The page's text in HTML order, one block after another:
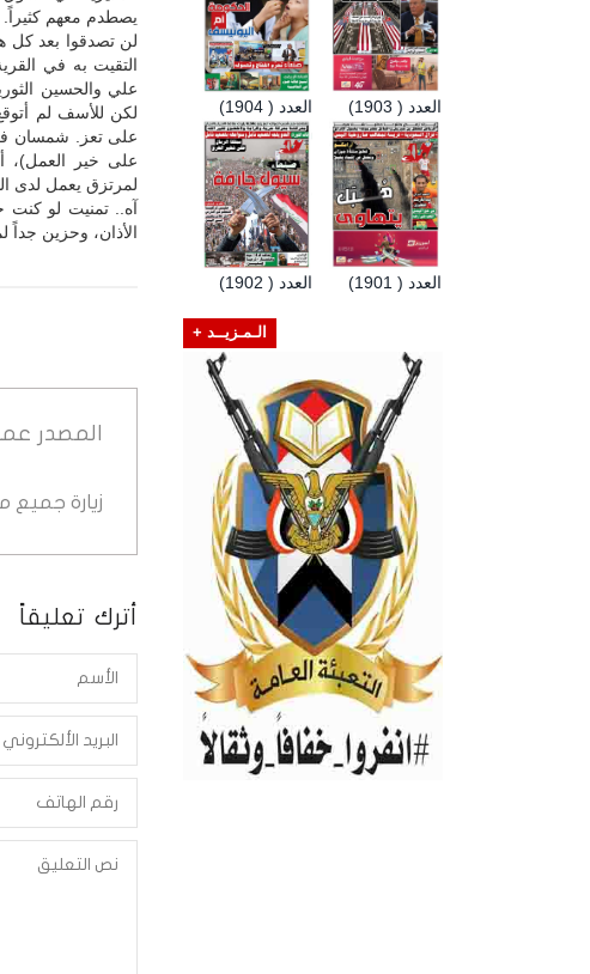
يصطدم معهم
لن تصدقوا بعد كل
التقيت به في
علي والحسين
لكن للأسف لم
على تعز. شمسان في
على خير العمل)،
لمرتزق يعمل لدى
آه.. تمنيت لو كنت
الأذان، وحزين
المصدر
زيارة جميع
أترك تعليقاً
العدد ( 1904) العدد ( 1903)
العدد ( 1902) العدد ( 1901)
الـمـزيــد +